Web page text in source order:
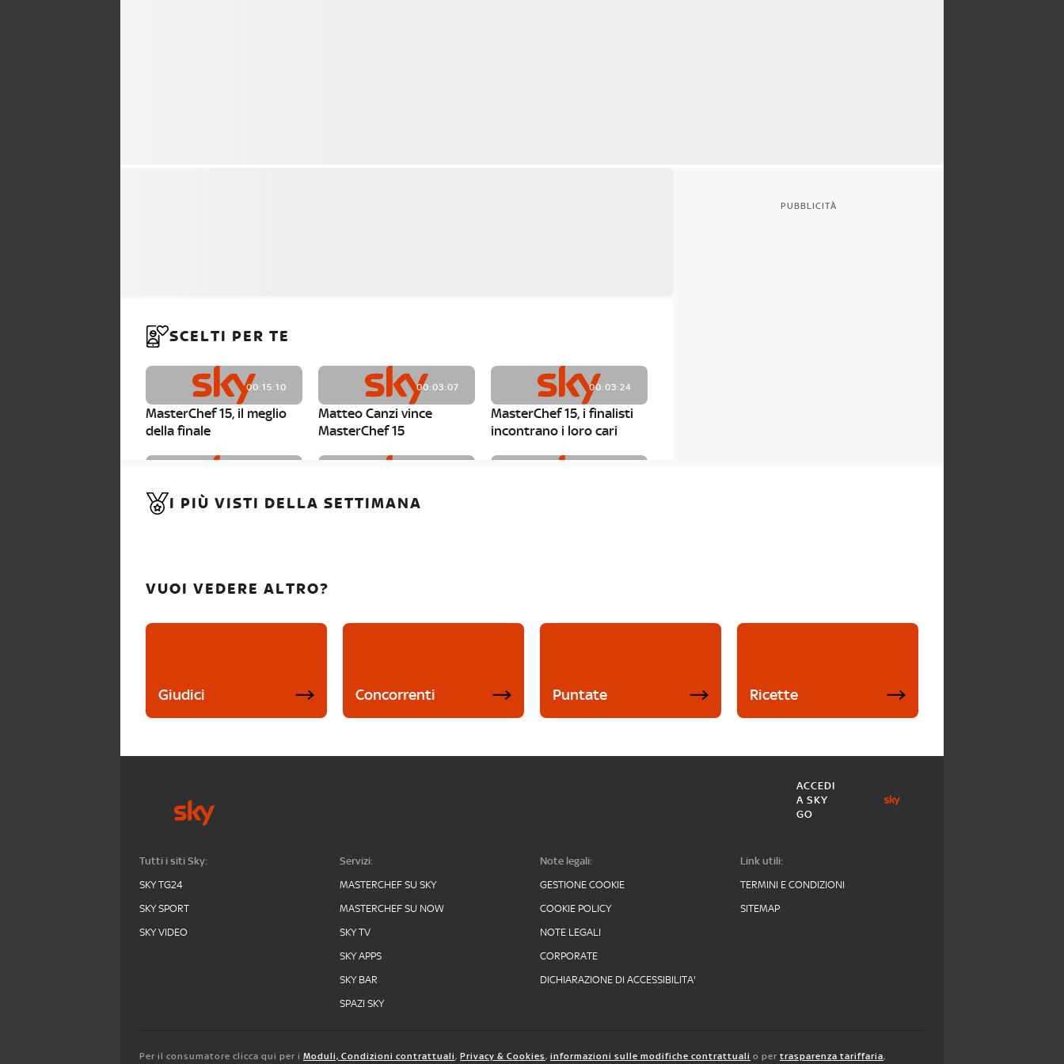
SCELTI PER TE
00:15:10
MasterChef 15, il meglio
della finale
00:03:07
Matteo Canzi vince
MasterChef 15
00:03:24
MasterChef 15, i finalisti
incontrano i loro cari
MasterChef 15, Carlotta è
MasterChef 15, Matteo
PUBBLICITÀ
I PIÙ VISTI DELLA SETTIMANA
VUOI VEDERE ALTRO?
Giudici Concorrenti Puntate Ricette
ACCEDI
A SKY
GO
Tutti i siti Sky:
SKY TG24
SKY SPORT
SKY VIDEO
Servizi:
MASTERCHEF SU SKY
MASTERCHEF SU NOW
SKY TV
SKY APPS
SKY BAR
SPAZI SKY
Note legali:
GESTIONE COOKIE
COOKIE POLICY
NOTE LEGALI
CORPORATE
DICHIARAZIONE DI ACCESSIBILITA'
Link utili:
TERMINI E CONDIZIONI
SITEMAP
Per il consumatore clicca qui per i Moduli, Condizioni contrattuali, Privacy & Cookies, informazioni sulle modifiche contrattuali o per trasparenza tariffaria,